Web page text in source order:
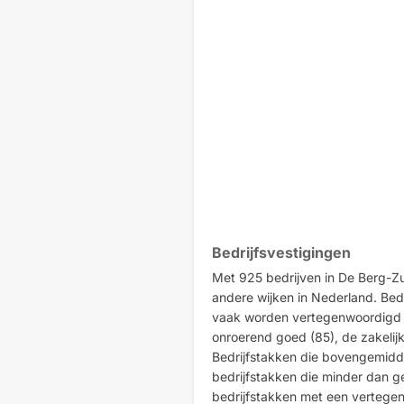
Bedrijfsvestigingen
Met 925 bedrijven in De Berg-
andere wijken in Nederland.
vaak worden
onroerend goed (85), de
Bedrijfstakken die
bedrijfstakken die minder dan
bedrijfstakken met een